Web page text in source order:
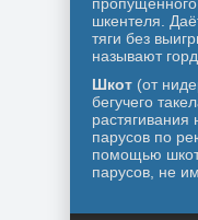
шкентеля.
тяги без
называют
Шкот (от
бегучего
растягивания
парусов по
помощью
парусов, не